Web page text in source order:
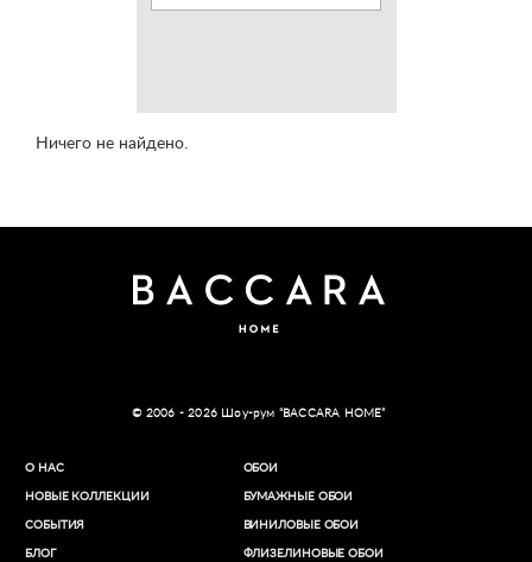
Ничего не найдено.
© 2006 - 2026 Шоу-рум “BACCARA HOME”
О НАС
НОВЫЕ КОЛЛЕКЦИИ
СОБЫТИЯ
БЛОГ
ОБОИ
БУМАЖНЫЕ ОБОИ
ВИНИЛОВЫЕ ОБОИ​
ФЛИЗЕЛИНОВЫЕ ОБОИ